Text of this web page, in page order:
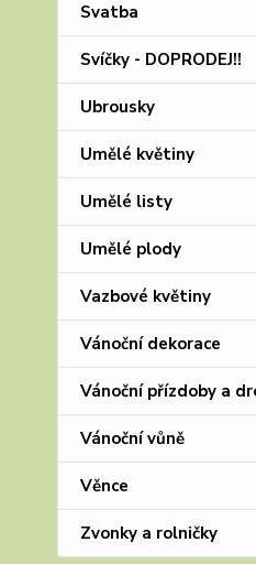
Svatba
Svíčky - DOPRODEJ!!
Ubrousky
Umělé květiny
Umělé listy
Umělé plody
Vazbové květiny
Vánoční dekorace
Vánoční přízdoby a
Vánoční vůně
Věnce
Zvonky a rolničky